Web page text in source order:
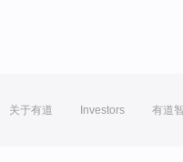
关于有道 Investors 有道